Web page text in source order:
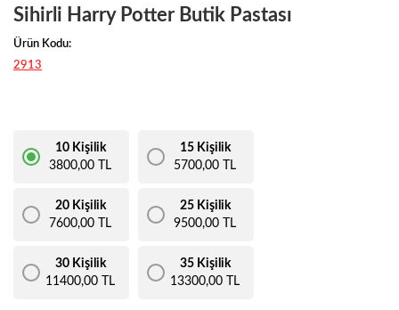
Sihirli Harry Potter Butik Pastası
Ürün Kodu:
2913
10 Kişilik
3800,00 TL
15 Kişilik
5700,00 TL
20 Kişilik
7600,00 TL
25 Kişilik
9500,00 TL
30 Kişilik
11400,00 TL
35 Kişilik
13300,00 TL